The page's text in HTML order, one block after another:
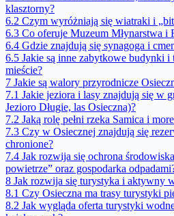
klasztorny?
6.2 Czym wyróżniają się wiatraki i
6.3 Co oferuje Muzeum Młynarstwa i
6.4 Gdzie znajdują się synagoga i
6.5 Jakie są inne zabytkowe budynki
mieście?
7 Jakie są walory przyrodnicze
7.1 Jakie jeziora i lasy znajdują się w
Jezioro Długie, las Osieczna)?
7.2 Jaką rolę pełni rzeka Samica i
7.3 Czy w Osiecznej znajdują się
chronione?
7.4 Jak rozwija się ochrona
powietrze” oraz gospodarka
8 Jak rozwija się turystyka i aktywny
8.1 Czy Osieczna ma trasy turystyki
8.2 Jak wygląda oferta turystyki